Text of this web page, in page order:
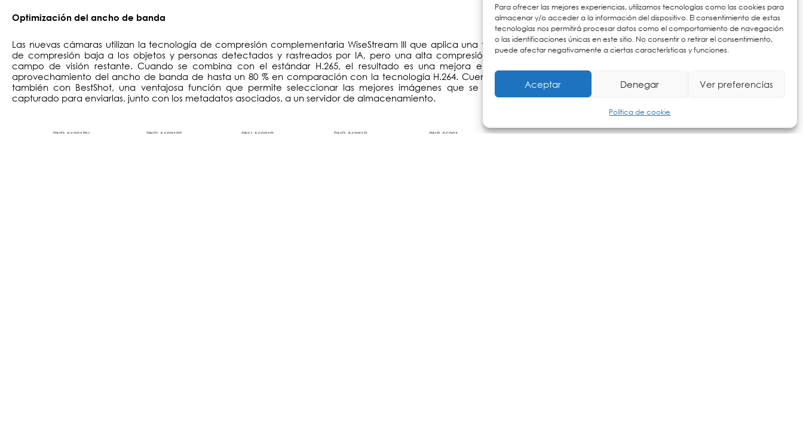
Para ofrecer las mejores experiencias, utilizamos tecnologías como las cookies para
almacenar y/o acceder a la información del dispositivo. El consentimiento de estas
tecnologías nos permitirá procesar datos como el comportamiento de navegación
o las identificaciones únicas en este sitio. No consentir o retirar el consentimiento,
puede afectar negativamente a ciertas características y funciones.
Aceptar Denegar Ver preferencias
Política de cookie
Optimización del ancho de banda
Las nuevas cámaras utilizan la tecnología de compresión complementaria WiseStream III que aplica una tasa
de compresión baja a los objetos y personas detectados y rastreados por IA, pero una alta compresión al
campo de visión restante. Cuando se combina con el estándar H.265, el resultado es una mejora en el
aprovechamiento del ancho de banda de hasta un 80 % en comparación con la tecnología H.264. Cuentan
también con BestShot, una ventajosa función que permite seleccionar las mejores imágenes que se han
capturado para enviarlas, junto con los metadatos asociados, a un servidor de almacenamiento.